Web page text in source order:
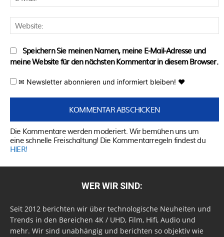
Speichern Sie meinen Namen, meine E-Mail-Adresse und
meine Website für den nächsten Kommentar in diesem Browser.
✉ Newsletter abonnieren und informiert bleiben! ♥
Die Kommentare werden moderiert. Wir bemühen uns um
eine schnelle Freischaltung! Die Kommentarregeln findest du
HIER!
WER WIR SIND:
Seit 2012 berichten wir über technologische Neuheiten und
Trends in den Bereichen 4K / UHD, Film, Hifi, Audio und
mehr. Wir sind unabhängig und berichten so objektiv wie